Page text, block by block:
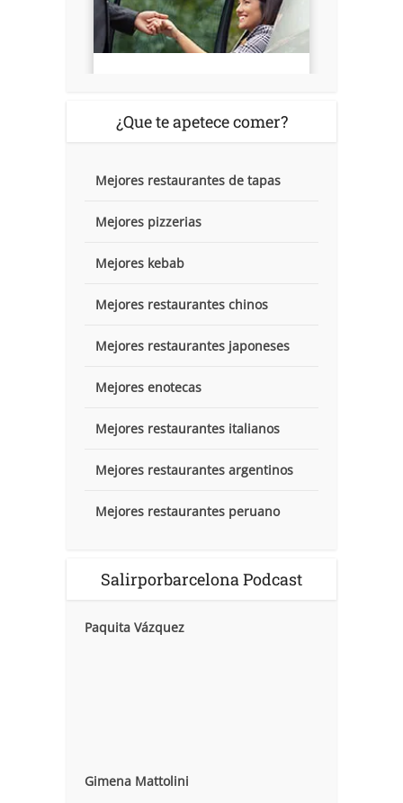
¿Que te apetece comer?
Mejores restaurantes de tapas
Mejores pizzerias
Mejores kebab
Mejores restaurantes chinos
Mejores restaurantes japoneses
Mejores enotecas
Mejores restaurantes italianos
Mejores restaurantes argentinos
Mejores restaurantes peruano
Salirporbarcelona Podcast
Paquita Vázquez
Gimena Mattolini